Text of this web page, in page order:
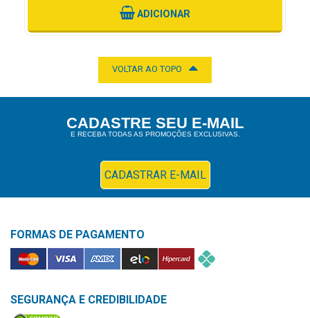
ADICIONAR
VOLTAR AO TOPO
CADASTRE SEU E-MAIL
E RECEBA TODAS AS PROMOÇÕES EXCLUSIVAS.
CADASTRAR E-MAIL
FORMAS DE PAGAMENTO
SEGURANÇA E CREDIBILIDADE